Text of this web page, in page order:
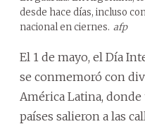
desde hace días, incluso
nacional en ciernes. afp
El 1 de mayo, el Día
se conmemoró con
América Latina,
países salieron a las